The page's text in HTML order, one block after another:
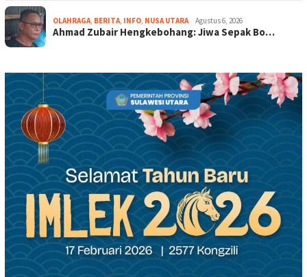
OLAHRAGA, BERITA, INFO, NUSA UTARA Agustus 6, 2026
Ahmad Zubair Hengkebohang: Jiwa Sepak Bo…